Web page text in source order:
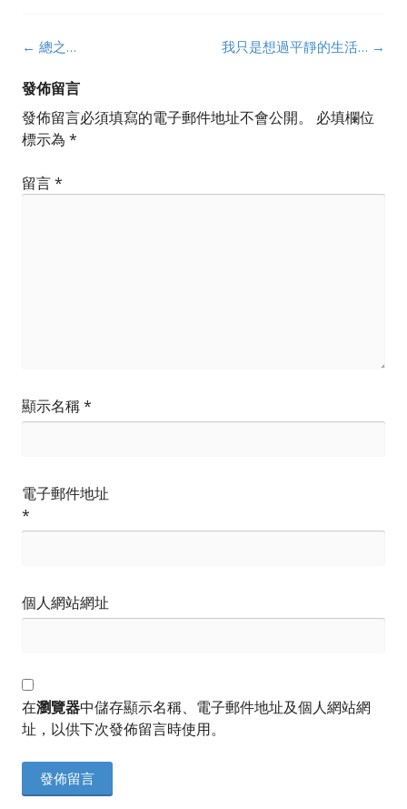
Post
← 總之… 我只是想過平靜的生活… →
發佈留言
發佈留言必須填寫的電子郵件地址不會公開。
必填欄位
標示為 *
留言*
顯示名稱*
電子郵件地址
*
個人網站網址
在瀏覽器中儲存顯示名稱、電子郵件地址及個人網站網
址，以供下次發佈留言時使用。